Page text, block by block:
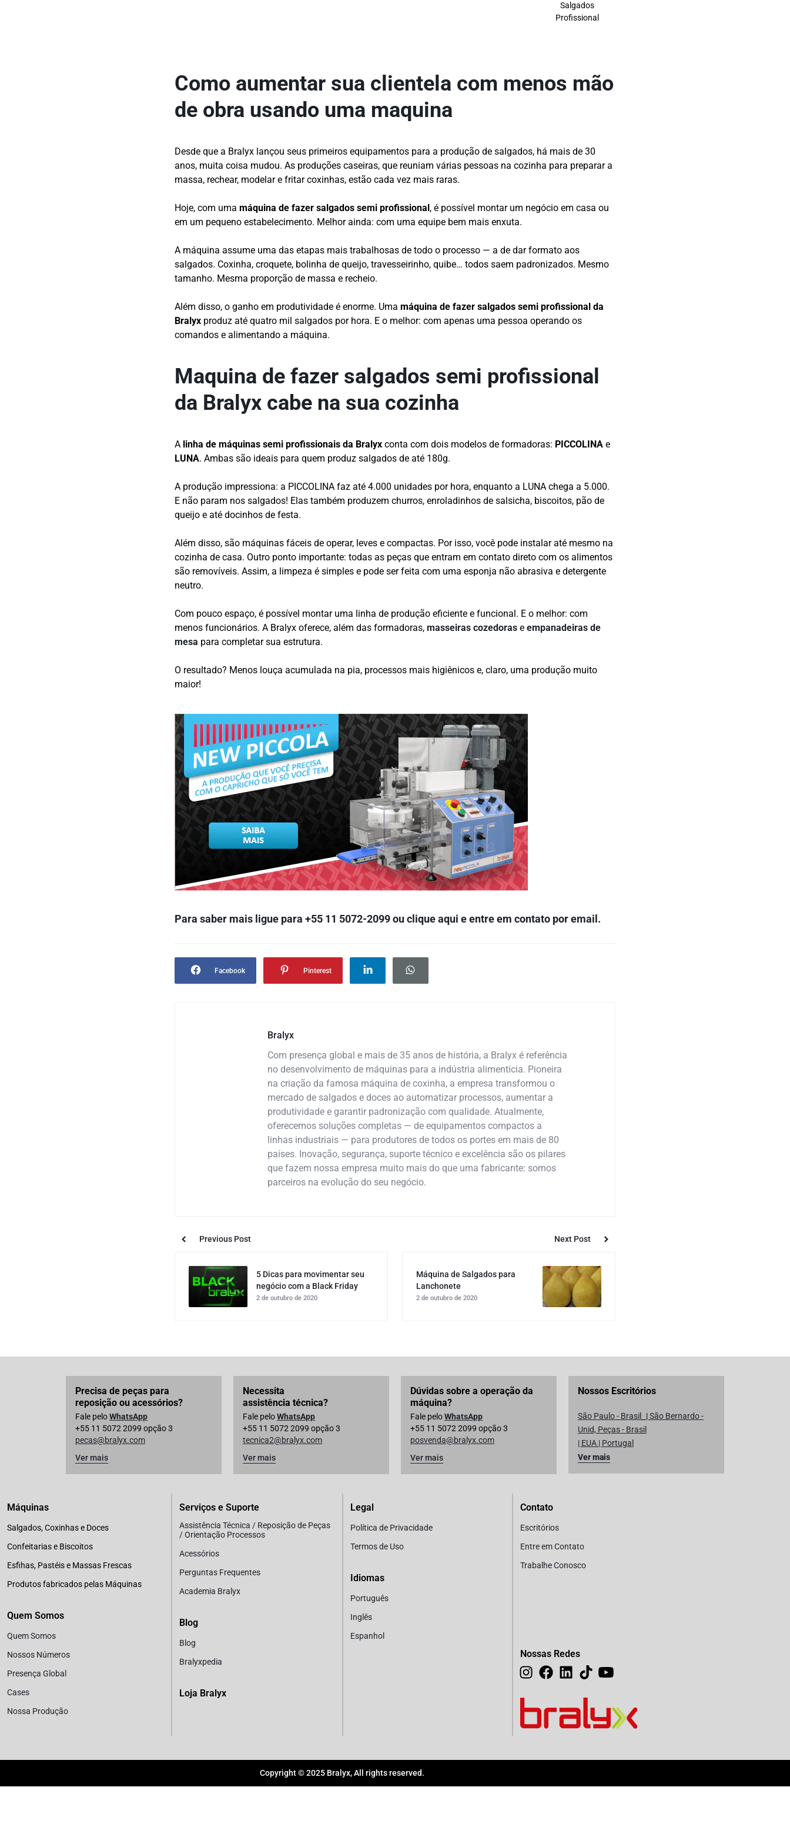
Salgados
Profissional
Como aumentar sua clientela com menos mão
de obra usando uma maquina
Desde que a Bralyx lançou seus primeiros equipamentos para a produção de salgados, há mais de 30
anos, muita coisa mudou. As produções caseiras, que reuniam várias pessoas na cozinha para preparar a
massa, rechear, modelar e fritar coxinhas, estão cada vez mais raras.
Hoje, com uma máquina de fazer salgados semi profissional , é possível montar um negócio em casa ou
em um pequeno estabelecimento. Melhor ainda: com uma equipe bem mais enxuta.
A máquina assume uma das etapas mais trabalhosas de todo o processo — a de dar formato aos
salgados. Coxinha, croquete, bolinha de queijo, travesseirinho, quibe… todos saem padronizados. Mesmo
tamanho. Mesma proporção de massa e recheio.
Além disso, o ganho em produtividade é enorme. Uma máquina de fazer salgados semi profissional da
Bralyx produz até quatro mil salgados por hora. E o melhor: com apenas uma pessoa operando os
comandos e alimentando a máquina.
Maquina de fazer salgados semi profissional
da Bralyx cabe na sua cozinha
A linha de máquinas semi profissionais da Bralyx conta com dois modelos de formadoras: PICCOLINA e
LUNA. Ambas são ideais para quem produz salgados de até 180g.
A produção impressiona: a PICCOLINA faz até 4.000 unidades por hora, enquanto a LUNA chega a 5.000.
E não param nos salgados! Elas também produzem churros, enroladinhos de salsicha, biscoitos, pão de
queijo e até docinhos de festa.
Além disso, são máquinas fáceis de operar, leves e compactas. Por isso, você pode instalar até mesmo na
cozinha de casa. Outro ponto importante: todas as peças que entram em contato direto com os alimentos
são removíveis. Assim, a limpeza é simples e pode ser feita com uma esponja não abrasiva e detergente
neutro.
Com pouco espaço, é possível montar uma linha de produção eficiente e funcional. E o melhor: com
menos funcionários. A Bralyx oferece, além das formadoras, masseiras cozedoras e empanadeiras de
mesa para completar sua estrutura.
O resultado? Menos louça acumulada na pia, processos mais higiênicos e, claro, uma produção muito
maior!
Para saber mais l igue para +55 11 5072-2099ouclique aqui e entre em contato por email.
Facebook Pinterest
Bralyx
Com presença global e mais de 35 anos de história, a Bralyx é referência
no desenvolvimento de máquinas para a indústria alimentícia. Pioneira
na criação da famosa máquina de coxinha, a empresa transformou o
mercado de salgados e doces ao automatizar processos, aumentar a
produtividade e garantir padronização com qualidade. Atualmente,
oferecemos soluções completas — de equipamentos compactos a
linhas industriais — para produtores de todos os portes em mais de 80
países. Inovação, segurança, suporte técnico e excelência são os pilares
que fazem nossa empresa muito mais do que uma fabricante: somos
parceiros na evolução do seu negócio.
Previous Post Next Post
5 Dicas para movimentar seu
negócio com a Black Friday
2 de outubro de 2020
Máquina de Salgados para
Lanchonete
2 de outubro de 2020
Precisa de peças para
reposição ou acessórios?
Fale peloWhatsApp
+55 11 5072 2099 opção 3
pecas@bralyx.com
Ver mais
Necessita
assistência técnica?
Fale peloWhatsApp
+55 11 5072 2099 opção 3
tecnica2@bralyx.com
Ver mais
Dúvidas sobre a operação da
máquina?
Fale peloWhatsApp
+55 11 5072 2099 opção 3
posvenda@bralyx.com
Ver mais
Nossos Escritórios
São Paulo - Brasil |São Bernardo -
Unid, Peças - Brasil
| EUA | Portugal
Ver mais
Máquinas
Salgados, Coxinhas e Doces
Confeitarias e Biscoitos
Esfihas, Pastéis e Massas Frescas
Produtos fabricados pelas Máquinas
Quem Somos
Quem Somos
Nossos Números
Presença Global
Cases
Nossa Produção
Serviços e Suporte
Assistência Técnica / Reposição de Peças
/ Orientação Processos
Acessórios
Perguntas Frequentes
Academia Bralyx
Blog
Blog
Bralyxpedia
Loja Bralyx
Legal
Política de Privacidade
Termos de Uso
Idiomas
Português
Inglês
Espanhol
Contato
Escritórios
Entre em Contato
Trabalhe Conosco
Nossas Redes
Copyright © 2025 Bralyx, All rights reserved.